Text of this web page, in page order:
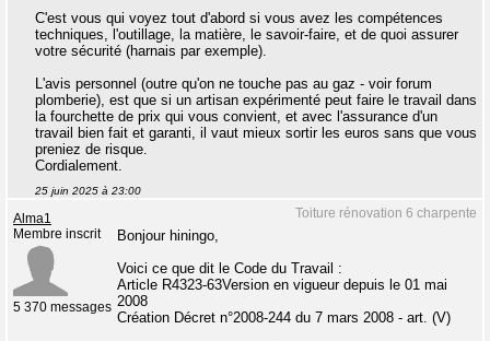
C'est vous qui voyez tout d'abord si vous avez les compétences
techniques, l'outillage, la matière, le savoir-faire, et de quoi assurer
votre sécurité (harnais par exemple).
L'avis personnel (outre qu'on ne touche pas au gaz - voir forum
plomberie), est que si un artisan expérimenté peut faire le travail dans
la fourchette de prix qui vous convient, et avec l'assurance d'un
travail bien fait et garanti, il vaut mieux sortir les euros sans que vous
preniez de risque.
Cordialement.
25 juin 2025 à 23:00
Toiture rénovation 6 charpente
Alma1
Membre inscrit
5 370 messages
Bonjour hiningo,
Voici ce que dit le Code du Travail :
Article R4323-63Version en vigueur depuis le 01 mai
2008
Création Décret n°2008-244 du 7 mars 2008 - art. (V)